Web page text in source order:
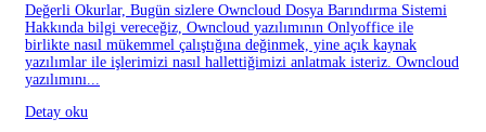
Değerli Okurlar, Bugün sizlere Owncloud Dosya Barındırma Sistemi
Hakkında bilgi vereceğiz, Owncloud yazılımının Onlyoffice ile
birlikte nasıl mükemmel çalıştığına değinmek, yine açık kaynak
yazılımlar ile işlerimizi nasıl hallettiğimizi anlatmak isteriz. Owncloud
yazılımını...
Detay oku